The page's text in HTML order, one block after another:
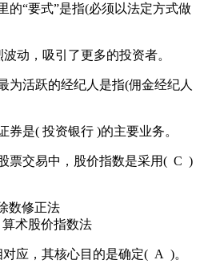
的“要式”是指(必须以法定方式做
动，吸引了更多的投资者。
为活跃的经纪人是指(佣金经纪人
券是( 投资银行 )的主要业务。
票交易中，股价指数是采用( C )
数修正法
术股价指数法
应，其核心目的是确定( A )。